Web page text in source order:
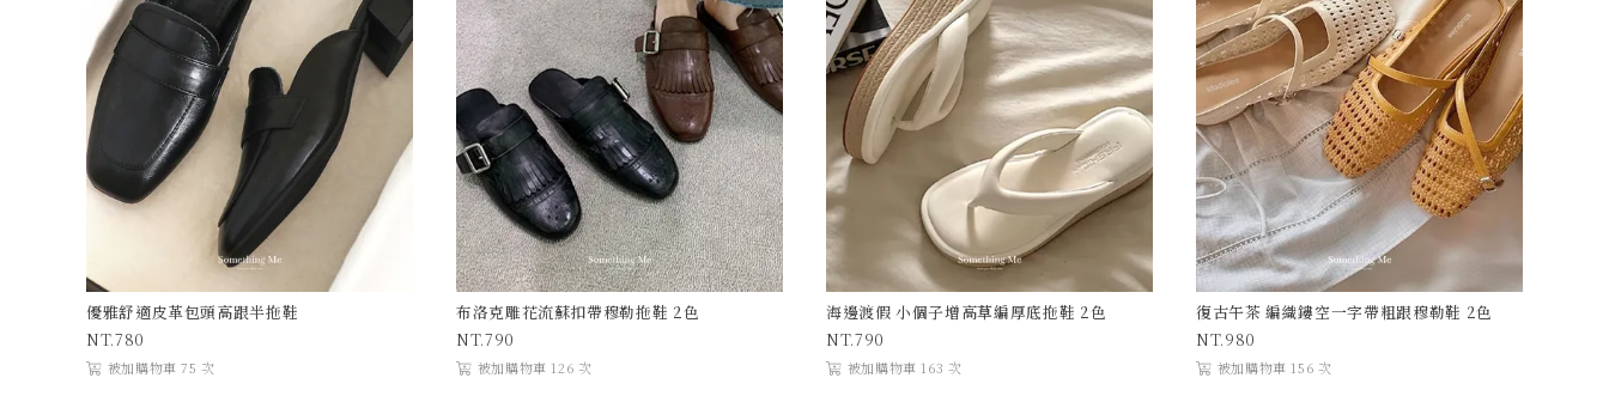
優雅舒適皮革包頭高跟半拖鞋
780
被加購物車 75 次
布洛克雕花流蘇扣帶穆勒拖鞋 2色
790
被加購物車 126 次
海邊渡假 小個子增高草編厚底拖鞋 2色
790
被加購物車 163 次
復古午茶 編織鏤空一字帶粗跟穆勒鞋 2色
980
被加購物車 156 次